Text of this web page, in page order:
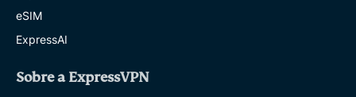
eSIM
ExpressAI
Sobre a ExpressVPN